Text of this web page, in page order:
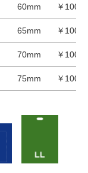
60mm ￥100/
65mm ￥100/
70mm ￥100/
75mm ￥100/